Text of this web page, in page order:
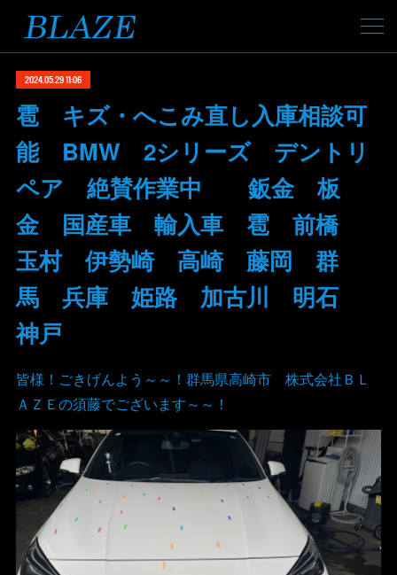
2024.05.29 11:06
雹 キズ・へこみ直し入庫相談可
能 BMW 2シリーズ デントリ
ペア 絶賛作業中 鈑金 板
金 国産車 輸入車 雹 前橋
玉村 伊勢崎 高崎 藤岡 群
馬 兵庫 姫路 加古川 明石
神戸
皆様！ごきげんよう～～！群馬県高崎市 株式会社ＢＬ
ＡＺＥの須藤でございます～～！